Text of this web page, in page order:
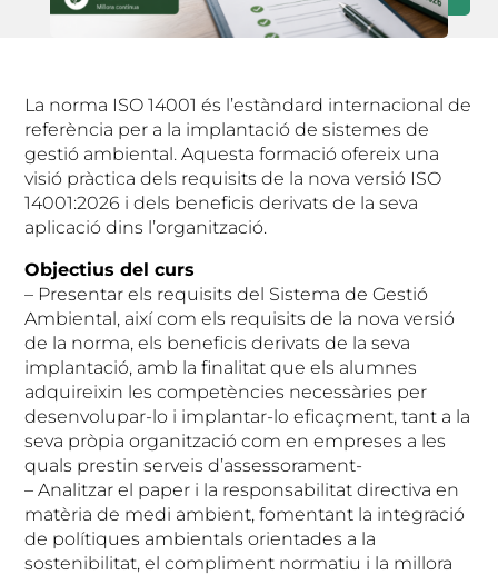
La norma ISO 14001 és l’estàndard internacional de
referència per a la implantació de sistemes de
gestió ambiental. Aquesta formació ofereix una
visió pràctica dels requisits de la nova versió ISO
14001:2026 i dels beneficis derivats de la seva
aplicació dins l’organització.
Objectius del curs
– Presentar els requisits del Sistema de Gestió
Ambiental, així com els requisits de la nova versió
de la norma, els beneficis derivats de la seva
implantació, amb la finalitat que els alumnes
adquireixin les competències necessàries per
desenvolupar-lo i implantar-lo eficaçment, tant a la
seva pròpia organització com en empreses a les
quals prestin serveis d’assessorament-
– Analitzar el paper i la responsabilitat directiva en
matèria de medi ambient, fomentant la integració
de polítiques ambientals orientades a la
sostenibilitat, el compliment normatiu i la millora